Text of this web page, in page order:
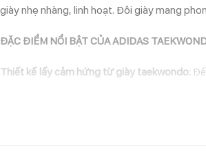
giày nhẹ nhàng, linh hoạt. Đôi giày mang
ĐẶC ĐIỂM NỔI BẬT CỦA ADIDAS
Thiết kế lấy cảm hứng từ giày taekwondo: